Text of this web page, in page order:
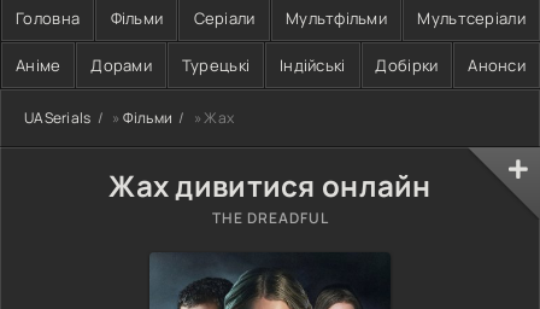
Головна Фільми Серіали Мультфільми Мультсеріали
Аніме Дорами Турецькі Індійські Добірки Анонси
UASerials » Фільми » Жах
Жах дивитися онлайн
THE DREADFUL